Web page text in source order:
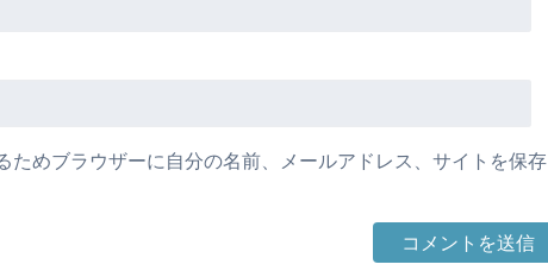
ためブラウザーに自分の名前、メールアドレス、サイトを保存